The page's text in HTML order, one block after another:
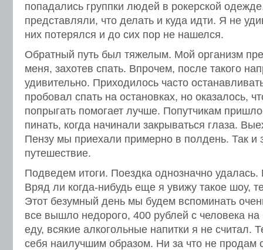
попадались группки людей в рокерской
представляли, что делать и куда идти. Я не
них потерялся и до сих пор не нашелся.
Обратный путь был тяжелым. Мой организм
меня, захотев спать. Впрочем, после такого
удивительно. Приходилось часто
пробовал спать на остановках, но оказалось,
попрыгать помогает лучше. Попутчикам
пинать, когда начинали закрываться глаза.
Пензу мы приехали примерно в полдень. Так и
путешествие.
Подведем итоги. Поездка однозначно
Вряд ли когда-нибудь еще я увижу такое шоу,
Этот безумный день мы будем вспоминать
все вышло недорого, 400 рублей с человека
еду, всякие алкогольные напитки я не считал.
себя наилучшим образом. Ни за что не продам